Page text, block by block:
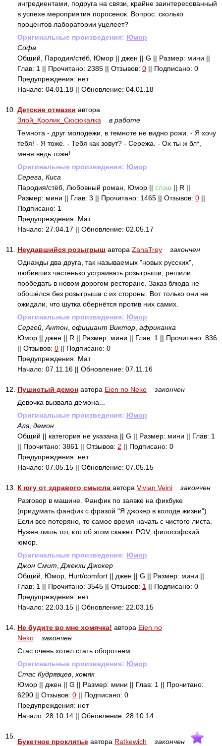
ингредиентами, подруга на связи, крайне заинтересованный
в успехе мероприятия поросенок. Вопрос: сколько
процентов лаборатории уцелеет?
Оригинальные произведения: Юмор
Софа
Общий, Пародия/стёб, Юмор || джен || G || Размер: мини ||
Глав: 1 || Прочитано: 2385 || Отзывов: 0 || Подписано: 0
Предупреждения: нет
Начало: 04.01.18 || Обновление: 04.01.18
10. Детские отмазки автора
Злой_Кролик_Сюсюкалка
в работе
Темнота - друг молодежи, в темноте не видно рожи. - Я хочу
тебя! - Я тоже. - Тебя как зовут? - Сережа. - Ох ты ж бл*,
меня ведь тоже!
Оригинальные произведения: Юмор
Серега Киса
Пародия/стёб, Любовный роман, Юмор || слэш || R ||
Размер: мини || Глав: 3 || Прочитано: 1465 || Отзывов: 0 ||
Подписано: 1
Предупреждения: Мат
Начало: 27.04.17 || Обновление: 02.05.17
11. Неудавшийся розыгрыш автора ZanaTrey
закончен
Однажды два друга, так называемых "новых русских",
любивших частенько устраивать розыгрыши, решили
пообедать в новом дорогом ресторане. Заказ блюда не
обошёлся без розыгрыша с их стороны. Вот только они не
ожидали, что шутка обернётся против них самих.
Оригинальные произведения: Юмор
Сергей Антон официант Виктор африканка
Юмор || джен || R || Размер: мини || Глав: 1 || Прочитано: 836
|| Отзывов: 0 || Подписано: 0
Предупреждения: Мат
Начало: 07.11.16 || Обновление: 07.11.16
12. Пушистый демон автора Eien no Neko
закончен
Девочка вызвала демона...
Оригинальные произведения: Юмор
Аля, демон
Общий || категория не указана || G || Размер: мини || Глав: 1
|| Прочитано: 3861 || Отзывов: 2 || Подписано: 0
Предупреждения: нет
Начало: 07.05.15 || Обновление: 07.05.15
13. К югу от здравого смысла автора Vivian Veini
закончен
Разговор в машине. Фанфик по заявке на фикбуке
(придумать фанфик с фразой "Я джокер в колоде жизни").
Если все потеряно, то самое время начать с чистого листа.
Нужен лишь тот, кто об этом скажет. POV, философский
юмор.
Оригинальные произведения: Юмор
Джон Смит Джекки Джокер
Общий, Юмор, Hurt/comfort || джен || G || Размер: мини ||
Глав: 1 || Прочитано: 3545 || Отзывов: 1 || Подписано: 0
Предупреждения: нет
Начало: 22.03.15 || Обновление: 22.03.15
14. Не будите во мне хомячка! автора Eien no
Neko
закончен
Стас очень хотел стать оборотнем...
Оригинальные произведения: Юмор
Стас Кудрявцев хомяк
Юмор || джен || G || Размер: мини || Глав: 1 || Прочитано:
6290 || Отзывов: 0 || Подписано: 0
Предупреждения: нет
Начало: 28.10.14 || Обновление: 28.10.14
15.
Букетное проклятье автора Ratkewich
закончен